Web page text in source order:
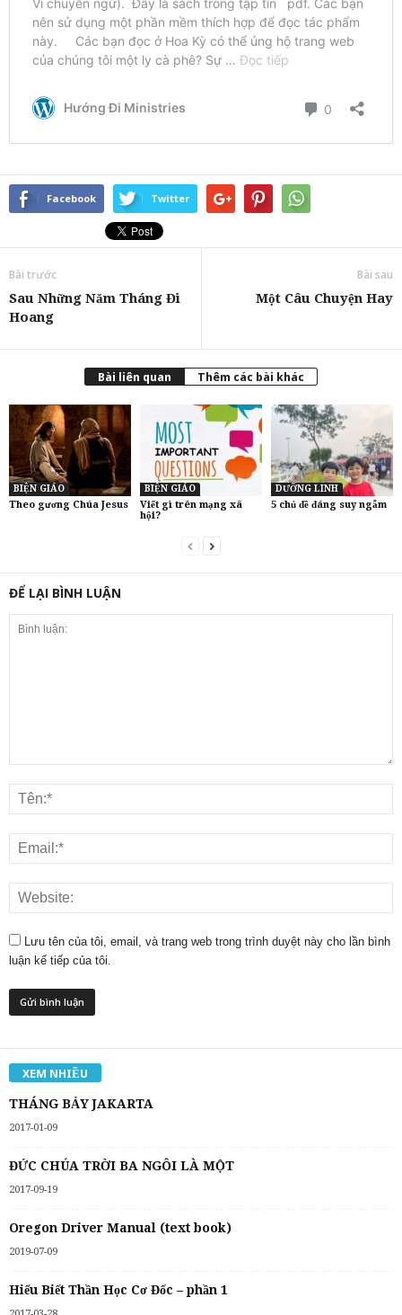
Facebook Twitter
Bài trước
Sau Những Năm Tháng Đi
Hoang
Bài sau
Một Câu Chuyện Hay
Bài liên quan Thêm các bài khác
BIỆN GIÁO
Theo gương Chúa Jesus
BIỆN GIÁO
Viết gì trên mạng xã
hội?
DƯỠNG LINH
5 chủ đề đáng suy ngẫm
ĐỂ LẠI BÌNH LUẬN
Lưu tên của tôi, email, và trang web trong trình duyệt này cho lần bình
luận kế tiếp của tôi.
XEM NHIỀU
THÁNG BẢY JAKARTA
2017-01-09
ĐỨC CHÚA TRỜI BA NGÔI LÀ MỘT
2017-09-19
Oregon Driver Manual (text book)
2019-07-09
Hiểu Biết Thần Học Cơ Đốc – phần 1